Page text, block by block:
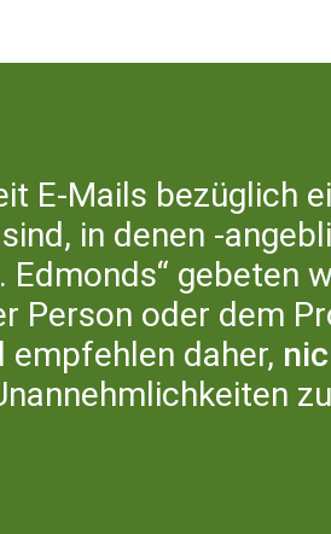
ÜBER UNS
E-Mails bezüglich
in denen -
Edmonds“ gebeten
Person oder dem
empfehlen daher,
zu